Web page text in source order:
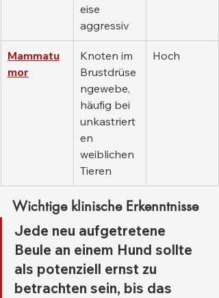
eise
aggressiv
Mammatu
mor
Knoten im
Brustdrüse
ngewebe,
häufig bei
unkastriert
en
weiblichen
Tieren
Hoch
Wichtige klinische Erkenntnisse
Jede neu aufgetretene
Beule an einem Hund sollte
als potenziell ernst zu
betrachten sein, bis das